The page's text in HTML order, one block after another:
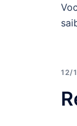
12/